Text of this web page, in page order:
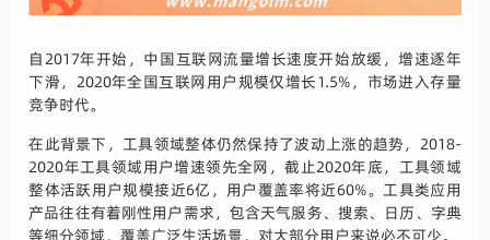
自2017年开始，中国互联网流量增长速度开始放缓，增速逐年
下滑，2020年全国互联网用户规模仅增长1.5%，市场进入存量
竞争时代。
在此背景下，工具领域整体仍然保持了波动上涨的趋势，2018-
2020年工具领域用户增速领先全网，截止2020年底，工具领域
整体活跃用户规模接近6亿，用户覆盖率将近60%。工具类应用
产品往往有着刚性用户需求，包含天气服务、搜索、日历、字典